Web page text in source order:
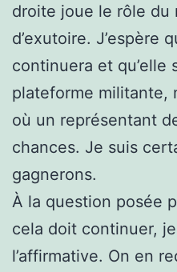
droite joue le rôle du
d’exutoire. J’espère
continuera et qu’elle
plateforme militante,
où un représentant
chances. Je suis
gagnerons.
À la question posée
cela doit continuer,
l’affirmative. On en